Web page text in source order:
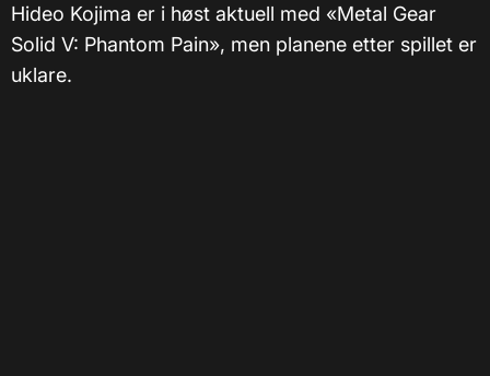
Hideo Kojima er i høst aktuell med «Metal Gear
Solid V: Phantom Pain», men planene etter spillet er
uklare.